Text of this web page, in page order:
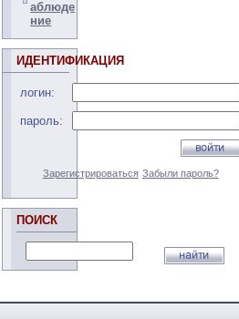
аблюде
ние
ИДЕНТИФИКАЦИЯ
логин:
пароль:
Зарегистрироваться Забыли пароль?
ПОИСК